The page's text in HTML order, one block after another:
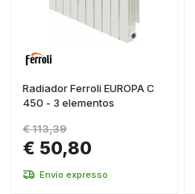
Radiador Ferroli EUROPA C
450 - 3 elementos
€ 50,80
€ 113,39
Envio expresso